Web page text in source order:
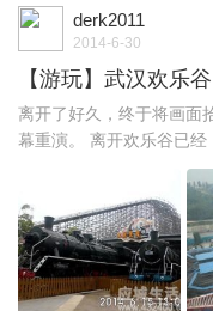
derk2011
2014-6-30
【游玩】武汉欢乐
离开了好久，终于将画面
幕重演。 离开欢乐谷已经